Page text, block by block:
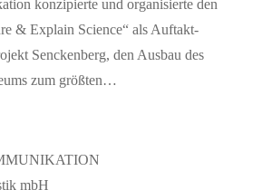
konzipierte und organisierte den
& Explain Science“ als Auftakt-
Senckenberg, den Ausbau des
zum größten…
mbH